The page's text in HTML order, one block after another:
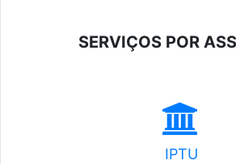
SERVIÇOS POR
IPTU